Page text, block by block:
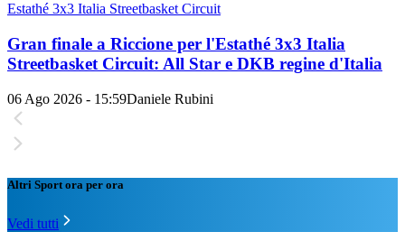
Estathé 3x3 Italia Streetbasket Circuit
Gran finale a Riccione per l'Estathé 3x3 Italia
Streetbasket Circuit: All Star e DKB regine d'Italia
06 Ago 2026 - 15:59Daniele Rubini
Altri Sport ora per ora
Vedi tutti